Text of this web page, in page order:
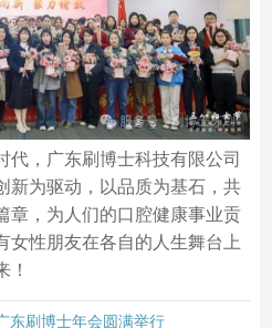
代，广东刷博士科技有限公司
新为驱动，以品质为基石，共
章，为人们的口腔健康事业贡
女性朋友在各自的人生舞台上
！
东刷博士年会圆满举行